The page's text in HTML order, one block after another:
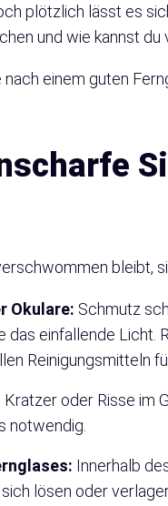
plötzlich lässt es
und wie kannst
nach einem guten
bleibt,
Okulare: Schmutz
einfallende Licht.
Reinigungsmitteln
Kratzer oder Risse im
notwendig.
Innerhalb
lösen oder